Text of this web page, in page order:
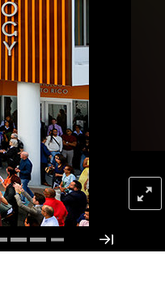
Antworten auf das Drogenproblem
Kinder
Ethik und die Zustände
Die Ursache von Unterdrückung
Ermittlungen
Grundlagen des Organisierens
Die Grundlagen von Public Relations